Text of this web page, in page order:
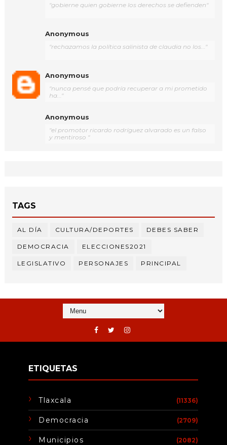
"gobierne quien gobierne los derechos se defienden"
Anonymous
"rechazamos la política salinista de claudia no los..."
Anonymous
"nunca pensé que podría recuperar a mi prometido
ha..."
Anonymous
"el promotor ricardo rodríguez alvarado es un falso
y mentiroso "
TAGS
AL DÍA CULTURA/DEPORTES DEBES SABER
DEMOCRACIA ELECCIONES2021
LEGISLATIVO PERSONAJES PRINCIPAL
ETIQUETAS
Tlaxcala (11336)
Democracia (2709)
Municipios (2082)